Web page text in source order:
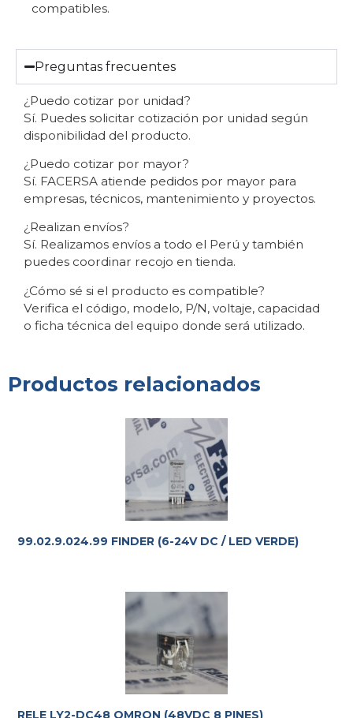
compatibles.
Preguntas frecuentes
¿Puedo cotizar por unidad?
Sí. Puedes solicitar cotización por unidad según
disponibilidad del producto.
¿Puedo cotizar por mayor?
Sí. FACERSA atiende pedidos por mayor para
empresas, técnicos, mantenimiento y proyectos.
¿Realizan envíos?
Sí. Realizamos envíos a todo el Perú y también
puedes coordinar recojo en tienda.
¿Cómo sé si el producto es compatible?
Verifica el código, modelo, P/N, voltaje, capacidad
o ficha técnica del equipo donde será utilizado.
Productos relacionados
99.02.9.024.99 FINDER (6-24V DC / LED VERDE)
RELE LY2-DC48 OMRON (48VDC 8 PINES)